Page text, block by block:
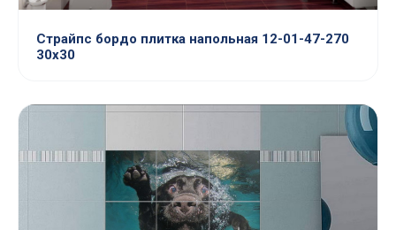
Страйпс бордо плитка напольная 12-01-47-270
30х30